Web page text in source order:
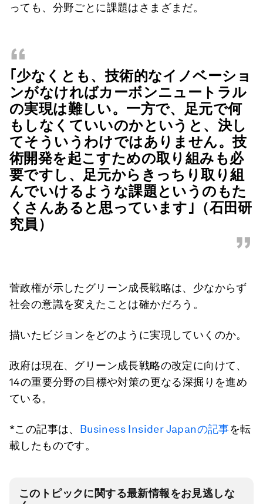
っても、分野ごとに課題はさまざまだ。
“
｢少なくとも、技術的なイノベーショ
ンがなければカーボンニュートラル
の実現は難しい。一方で、足元で何
もしなくていいのかというと、決し
てそういうわけではありません。技
術開発を起こすための取り組みも必
要ですし、足元からきっちり取り組
んでいけるような課題というのもた
くさんあると思っています｣（石田研
究員）
”
菅政権が示したグリーン成長戦略は、少なからず
社会の意識を変えたことは確かだろう。
描いたビジョンをどのように実現していくのか。
政府は現在、グリーン成長戦略の改定に向けて、
14の重要分野の目標や対策の更なる深掘りを進め
ている。
*この記事は、 Business Insider Japanの記事を転
載したものです。
このトピックに関する最新情報をお見逃しな